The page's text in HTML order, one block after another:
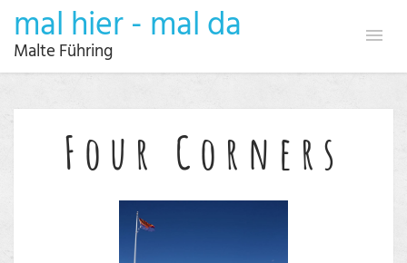
mal hier - mal da
Malte Führing
Four Corners